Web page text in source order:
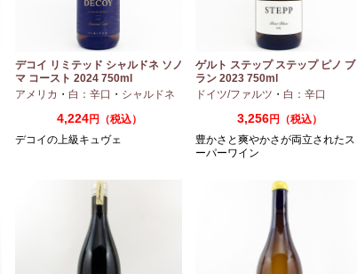
ピノノワール
デコイ リミテッド シャルドネ ソノ
マ コースト 2024 750ml
アメリカ ・ 白：辛口 ・ シャルドネ
4,224円（税込）
デコイの上級キュヴェ
ゲルト ステップ ステップ ピノ ブ
ラン 2023 750ml
ドイツ/ファルツ ・ 白：辛口
3,256円（税込）
豊かさと爽やかさが両立されたス
ーパーワイン